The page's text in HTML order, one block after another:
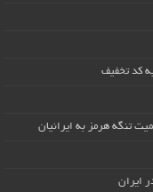
کد تخفیف
تنگه هرمز به ایرانیان
ایران